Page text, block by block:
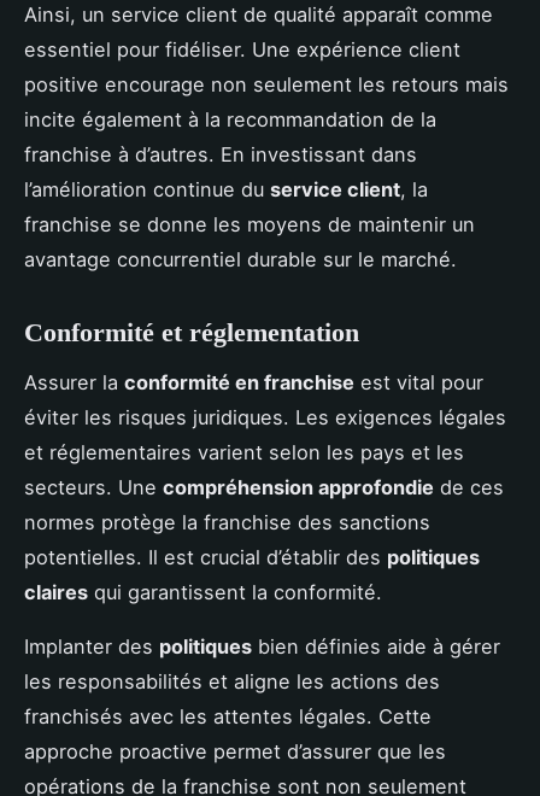
Ainsi, un service client de qualité apparaît comme
essentiel pour fidéliser. Une expérience client
positive encourage non seulement les retours mais
incite également à la recommandation de la
franchise à d’autres. En investissant dans
l’amélioration continue du service client, la
franchise se donne les moyens de maintenir un
avantage concurrentiel durable sur le marché.
Conformité et réglementation
Assurer la conformité en franchise est vital pour
éviter les risques juridiques. Les exigences légales
et réglementaires varient selon les pays et les
secteurs. Une compréhension approfondie de ces
normes protège la franchise des sanctions
potentielles. Il est crucial d’établir des politiques
claires qui garantissent la conformité.
Implanter des politiques bien définies aide à gérer
les responsabilités et aligne les actions des
franchisés avec les attentes légales. Cette
approche proactive permet d’assurer que les
opérations de la franchise sont non seulement